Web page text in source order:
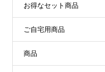
お得なセット商品
ご自宅用商品
商品